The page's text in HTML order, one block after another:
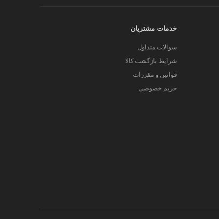
خدمات مشتریان
سوالات متداول
شرایط بازگشت کالا
قوانین و مقررات
حریم خصوصی